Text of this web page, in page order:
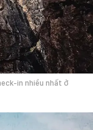
in nhiều nhất ở